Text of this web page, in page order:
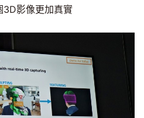
3D影像更加真實